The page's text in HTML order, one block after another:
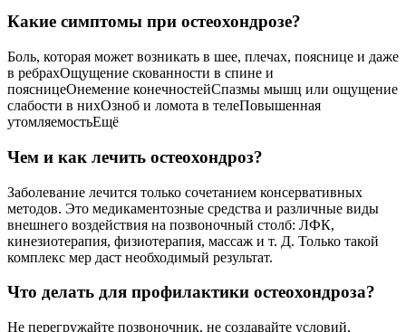
Какие симптомы при остеохондрозе?
Боль, которая может возникать в шее, плечах, пояснице и даже
в ребрахОщущение скованности в спине и
поясницеОнемение конечностейСпазмы мышц или ощущение
слабости в нихОзноб и ломота в телеПовышенная
утомляемостьЕщё
Чем и как лечить остеохондроз?
Заболевание лечится только сочетанием консервативных
методов. Это медикаментозные средства и различные виды
внешнего воздействия на позвоночный столб: ЛФК,
кинезиотерапия, физиотерапия, массаж и т. Д. Только такой
комплекс мер даст необходимый результат.
Что делать для профилактики остеохондроза?
Не перегружайте позвоночник, не создавайте условий,